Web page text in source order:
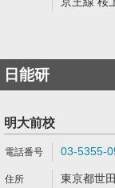
日能研
明大前校
03-5355-
東京都世